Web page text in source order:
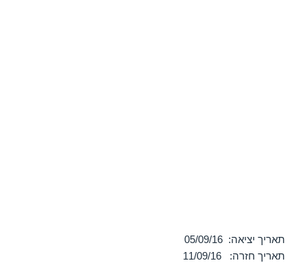
תאריך יציאה: 05/09/16
תאריך חזרה: 11/09/16